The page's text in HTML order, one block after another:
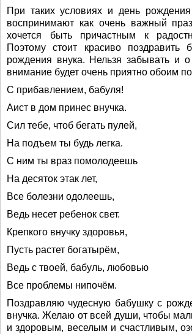
При таких условиях и день рождения
воспринимают как очень важный
хочется быть причастным к
Поэтому стоит красиво поздравить
рождения внука. Нельзя забывать и
внимание будет очень приятно обоим
С прибавлением, бабуля!
Аист в дом принес внучка.
Сил тебе, чтоб бегать пулей,
На подъем ты будь легка.
С ним ты враз помолодеешь
На десяток этак лет,
Все болезни одолеешь,
Ведь несет ребенок свет.
Крепкого внучку здоровья,
Пусть растет богатырём,
Ведь с твоей, бабуль, любовью
Все проблемы нипочём.
Поздравляю чудесную бабушку с
внучка. Желаю от всей души, чтобы
и здоровым, веселым и счастливым,